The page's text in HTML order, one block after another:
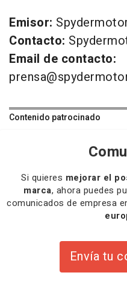
Emisor:
Contacto:
Email de contacto:
Contenido patrocinado
Si quieres mejorar el
marca, ahora puedes
comunicados de empresa
Envía tu